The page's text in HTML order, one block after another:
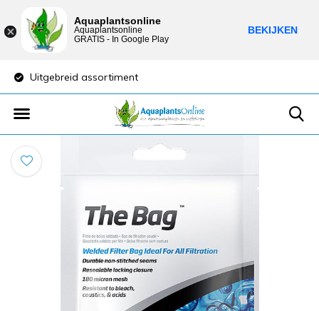
Uitgebreid assortiment
Aquaplantsonline
Aquaplantsonline
GRATIS - In Google Play
BEKIJKEN